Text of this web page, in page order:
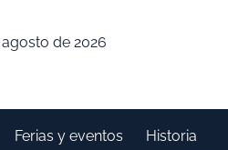
de 2026
Ferias y eventos
Historia